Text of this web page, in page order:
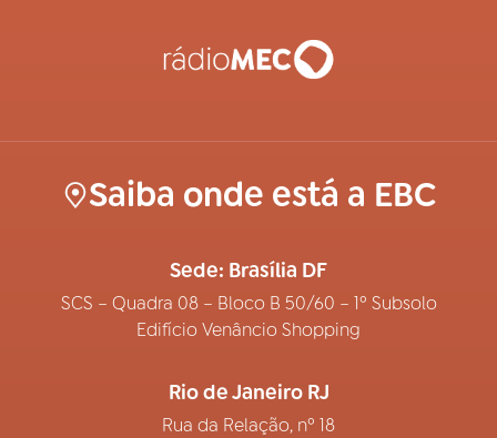
Saiba onde está a EBC
Sede: Brasília DF
SCS – Quadra 08 – Bloco B 50/60 – 1º Subsolo
Edifício Venâncio Shopping
Rio de Janeiro RJ
Rua da Relação, nº 18